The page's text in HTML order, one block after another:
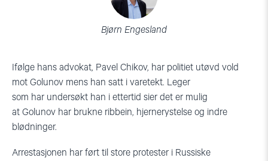
Bjørn Engesland
Ifølge hans advokat, Pavel Chikov, har politiet utøvd vold
mot Golunov mens han satt i varetekt. Leger
som har undersøkt han i ettertid sier det er mulig
at Golunov har brukne ribbein, hjernerystelse og indre
blødninger.
Arrestasjonen har ført til store protester i Russiske